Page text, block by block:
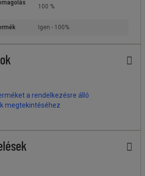
100 %
Igen - 100%
a rendelkezésre álló
megtekintéséhez